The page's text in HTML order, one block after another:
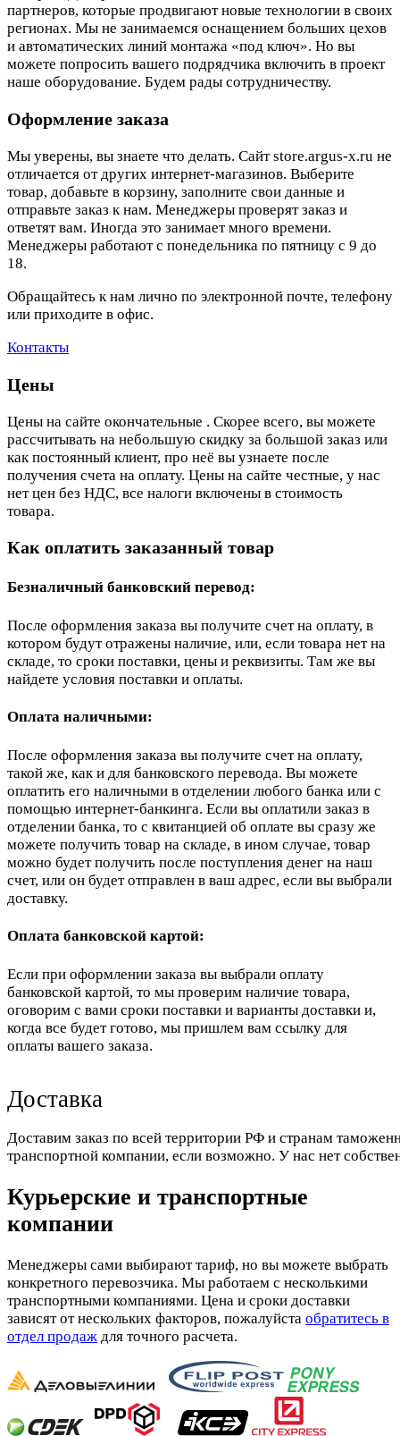
партнеров, которые продвигают новые технологии в своих
регионах. Мы не занимаемся оснащением больших цехов
и автоматических линий монтажа «под ключ». Но вы
можете попросить вашего подрядчика включить в проект
наше оборудование. Будем рады сотрудничеству.
Оформление заказа
Мы уверены, вы знаете что делать. Сайт store.argus-x.ru не
отличается от других интернет-магазинов. Выберите
товар, добавьте в корзину, заполните свои данные и
отправьте заказ к нам. Менеджеры проверят заказ и
ответят вам. Иногда это занимает много времени.
Менеджеры работают с понедельника по пятницу с 9 до
18.
Обращайтесь к нам лично по электронной почте, телефону
или приходите в офис.
Контакты
Цены
Цены на сайте окончательные . Скорее всего, вы можете
рассчитывать на небольшую скидку за большой заказ или
как постоянный клиент, про неё вы узнаете после
получения счета на оплату. Цены на сайте честные, у нас
нет цен без НДС, все налоги включены в стоимость
товара.
Как оплатить заказанный товар
Безналичный банковский перевод:
После оформления заказа вы получите счет на оплату, в
котором будут отражены наличие, или, если товара нет на
складе, то сроки поставки, цены и реквизиты. Там же вы
найдете условия поставки и оплаты.
Оплата наличными:
После оформления заказа вы получите счет на оплату,
такой же, как и для банковского перевода. Вы можете
оплатить его наличными в отделении любого банка или с
помощью интернет-банкинга. Если вы оплатили заказ в
отделении банка, то с квитанцией об оплате вы сразу же
можете получить товар на складе, в ином случае, товар
можно будет получить после поступления денег на наш
счет, или он будет отправлен в ваш адрес, если вы выбрали
доставку.
Оплата банковской картой:
Если при оформлении заказа вы выбрали оплату
банковской картой, то мы проверим наличие товара,
оговорим с вами сроки поставки и варианты доставки и,
когда все будет готово, мы пришлем вам ссылку для
оплаты вашего заказа.
Доставка
Доставим заказ по всей территории РФ и странам
транспортной компании, если возможно. У нас нет
Курьерские и транспортные
компании
Менеджеры сами выбирают тариф, но вы можете выбрать
конкретного перевозчика. Мы работаем с несколькими
транспортными компаниями. Цена и сроки доставки
зависят от нескольких факторов, пожалуйста обратитесь в
отдел продаж для точного расчета.